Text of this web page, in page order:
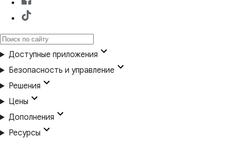
Доступные приложения
Безопасность и управление
Решения
Цены
Дополнения
Ресурсы